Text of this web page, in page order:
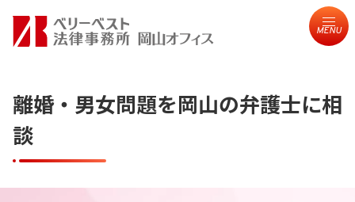
MENU
離婚・男女問題を岡山の弁護士に相
談